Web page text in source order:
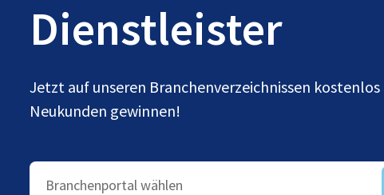
Dienstleister
Jetzt auf unseren Branchenverzeichnissen
Neukunden gewinnen!
Branchenportal wählen